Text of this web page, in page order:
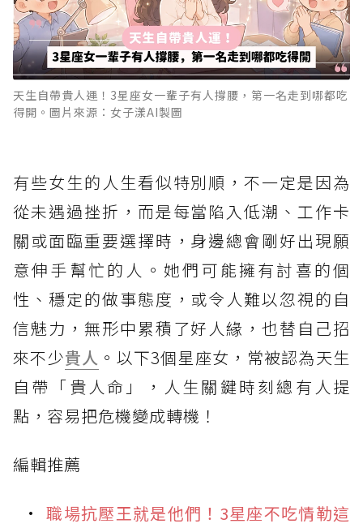
天生自帶貴人運！3星座女一輩子有人撐腰，第一名走到哪都吃
得開。圖片來源：女子漾AI製圖
有些女生的人生看似特別順，不一定是因為
從未遇過挫折，而是每當陷入低潮、工作卡
關或面臨重要選擇時，身邊總會剛好出現願
意伸手幫忙的人。她們可能擁有討喜的個
性、穩定的做事態度，或令人難以忽視的自
信魅力，無形中累積了好人緣，也替自己招
來不少貴人 。以下3個星座女，常被認為天生
自帶「貴人命」，人生關鍵時刻總有人提
點，容易把危機變成轉機！
編輯推薦
職場抗壓王就是他們！3星座不吃情勒這